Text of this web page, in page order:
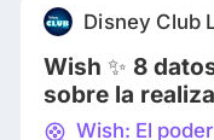
"Encanto", por
fundamental de
Disney es el
Wish ✨ 8
sobre la
animada que
Wish: El